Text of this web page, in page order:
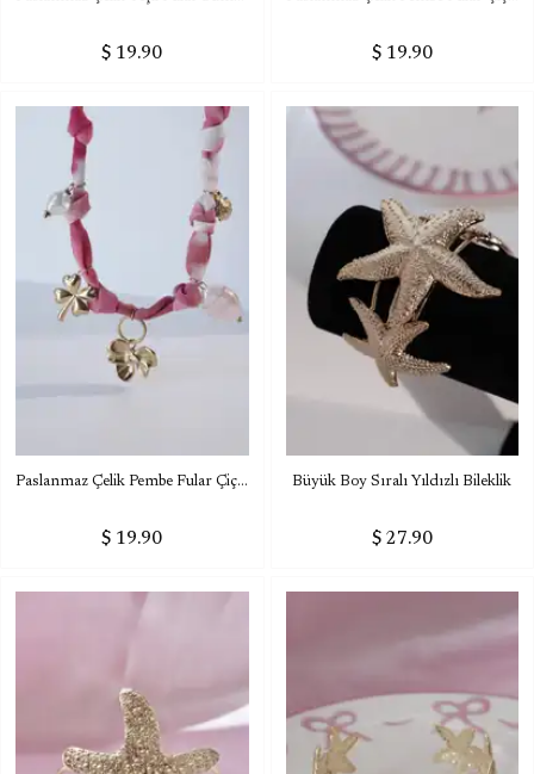
$ 19.90 $ 19.90
Paslanmaz Çelik Pembe Fular Çiçekli Charm Kolye
$ 19.90
Büyük Boy Sıralı Yıldızlı Bileklik
$ 27.90